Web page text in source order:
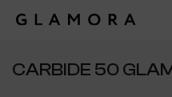
obsahCARBIDE 50